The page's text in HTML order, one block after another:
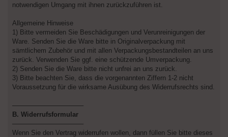
notwendigen Umgang mit ihnen zurückzuführen ist.
Allgemeine Hinweise
1) Bitte vermeiden Sie Beschädigungen und Verunreinigungen der
Ware. Senden Sie die Ware bitte in Originalverpackung mit
sämtlichem Zubehör und mit allen Verpackungsbestandteilen an uns
zurück. Verwenden Sie ggf. eine schützende Umverpackung.
2) Senden Sie die Ware bitte nicht unfrei an uns zurück.
3) Bitte beachten Sie, dass die vorgenannten Ziffern 1-2 nicht
Voraussetzung für die wirksame Ausübung des Widerrufsrechts sind.
––––––––––––––––––––
B. Widerrufsformular
––––––––––––––––––––
Wenn Sie den Vertrag widerrufen wollen, dann füllen Sie bitte dieses